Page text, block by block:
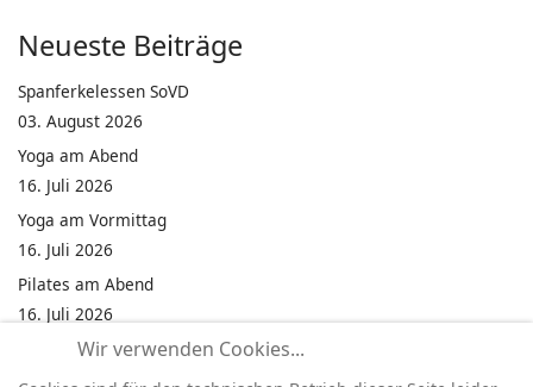
Neueste Beiträge
Spanferkelessen SoVD
03. August 2026
Yoga am Abend
16. Juli 2026
Yoga am Vormittag
16. Juli 2026
Pilates am Abend
16. Juli 2026
Jumping Fitness Intervall
16. Juli 2026
Wir verwenden Cookies...